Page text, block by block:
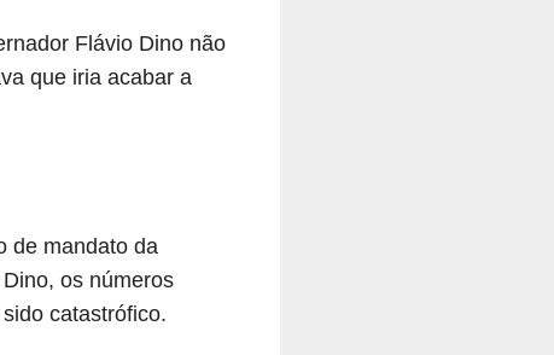
Flávio Dino não
que iria acabar a
de mandato da
os números
catastrófico.